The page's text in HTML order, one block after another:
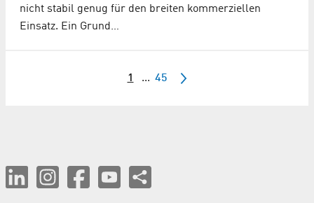
nicht stabil genug für den breiten kommerziellen
Einsatz. Ein Grund…
1 ... 45